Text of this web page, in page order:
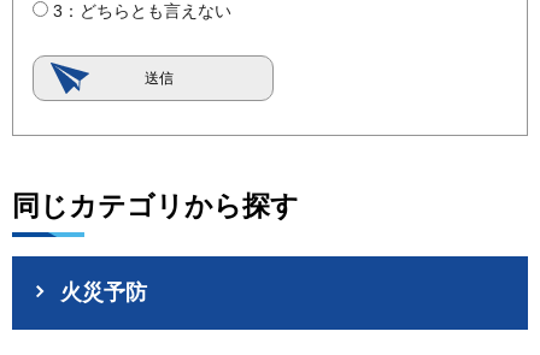
3：どちらとも言えない
同じカテゴリから探す
火災予防